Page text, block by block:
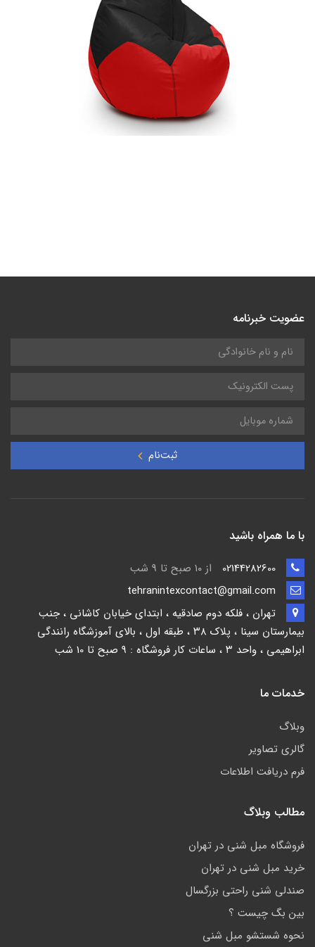
عضویت خبرنامه
ثبت‌نام
با ما همراه باشید
از ۱۰ صبح تا 9 شب
تهران ، فلکه دوم صادقیه ، ابتدای خیابان کاشانی ، جنب
بیمارستان سینا ، پلاک ۳۸ ، طبقه اول ، بالای آموزشگاه رانندگی
ابراهیمی ، واحد ۳ ، ساعات کار فروشگاه : 9 صبح تا 10 شب
خدمات ما
وبلاگ
گالری تصاویر
فرم دریافت اطلاعات
مطالب وبلاگ
فروشگاه مبل شنی در تهران
خرید مبل شنی در تهران
صندلی شنی راحتی بزرگسال
بین بگ چیست ؟
نحوه شستشو مبل شنی